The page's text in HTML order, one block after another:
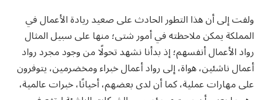
ولفت إلى أن هذا التطور الحادث على صعيد ريادة الأعمال في
المملكة يمكن ملاحظته في أمور شتى؛ منها على سبيل المثال
رواد الأعمال أنفسهم؛ إذ بدأنا نشهد تحولًا من وجود مجرد رواد
أعمال ناشئين، هواة، إلى رواد أعمال خبراء ومخضرمين، يتوفرون
على مهارات عملية، كما أن لدى بعضهم، أحيانًا، خبرات عالمية،